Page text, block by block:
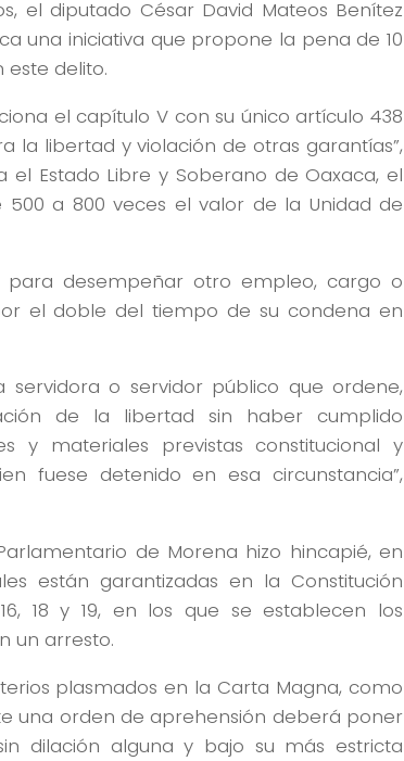
el diputado César David Mateos Benítez
una iniciativa que propone la pena de 10
este delito.
el capítulo V con su único artículo 438
la libertad y violación de otras garantías”,
Estado Libre y Soberano de Oaxaca, el
a 800 veces el valor de la Unidad de
para desempeñar otro empleo, cargo o
el doble del tiempo de su condena en
o servidor público que ordene,
de la libertad sin haber cumplido
y materiales previstas constitucional y
fuese detenido en esa circunstancia”,
de Morena hizo hincapié, en
están garantizadas en la Constitución
18 y 19, en los que se establecen los
un arresto.
plasmados en la Carta Magna, como
una orden de aprehensión deberá poner
dilación alguna y bajo su más estricta